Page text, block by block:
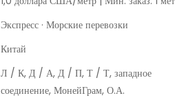
Экспресс · Морские перевозки
Китай
Л / К, Д / А, Д / П, Т / Т, западное
соединение, МонейГрам, О.А.